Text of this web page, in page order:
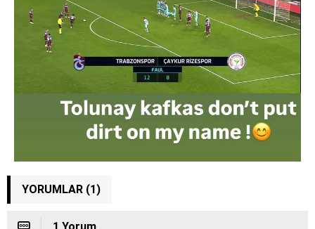
YORUMLAR (1)